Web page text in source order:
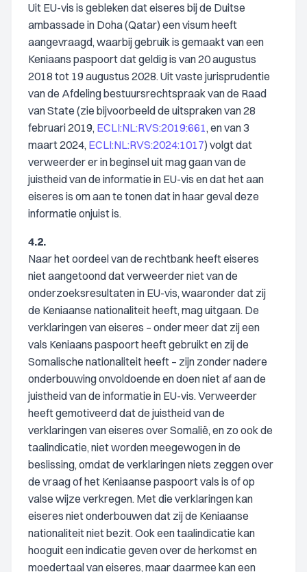
Uit EU-vis is gebleken dat eiseres bij de Duitse
ambassade in Doha (Qatar) een visum heeft
aangevraagd, waarbij gebruik is gemaakt van een
Keniaans paspoort dat geldig is van 20 augustus
2018 tot 19 augustus 2028. Uit vaste jurisprudentie
van de Afdeling bestuursrechtspraak van de Raad
van State (zie bijvoorbeeld de uitspraken van 28
februari 2019, ECLI:NL:RVS:2019:661, en van 3
maart 2024, ECLI:NL:RVS:2024:1017) volgt dat
verweerder er in beginsel uit mag gaan van de
juistheid van de informatie in EU-vis en dat het aan
eiseres is om aan te tonen dat in haar geval deze
informatie onjuist is.
4.2.
Naar het oordeel van de rechtbank heeft eiseres
niet aangetoond dat verweerder niet van de
onderzoeksresultaten in EU-vis, waaronder dat zij
de Keniaanse nationaliteit heeft, mag uitgaan. De
verklaringen van eiseres – onder meer dat zij een
vals Keniaans paspoort heeft gebruikt en zij de
Somalische nationaliteit heeft – zijn zonder nadere
onderbouwing onvoldoende en doen niet af aan de
juistheid van de informatie in EU-vis. Verweerder
heeft gemotiveerd dat de juistheid van de
verklaringen van eiseres over Somalië, en zo ook de
taalindicatie, niet worden meegewogen in de
beslissing, omdat de verklaringen niets zeggen over
de vraag of het Keniaanse paspoort vals is of op
valse wijze verkregen. Met die verklaringen kan
eiseres niet onderbouwen dat zij de Keniaanse
nationaliteit niet bezit. Ook een taalindicatie kan
hooguit een indicatie geven over de herkomst en
moedertaal van eiseres, maar daarmee kan een